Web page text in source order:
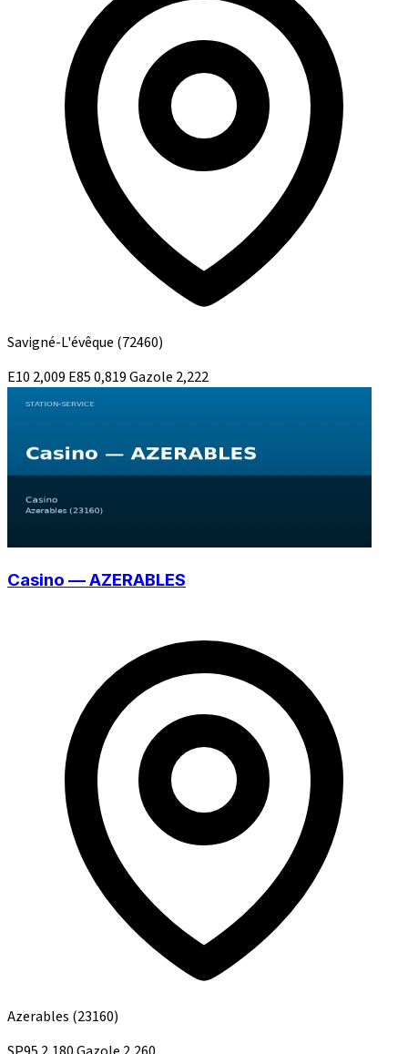
Savigné-L'évêque (72460)
E10 2,009 E850,819Gazole 2,222
Casino — AZERABLES
Azerables (23160)